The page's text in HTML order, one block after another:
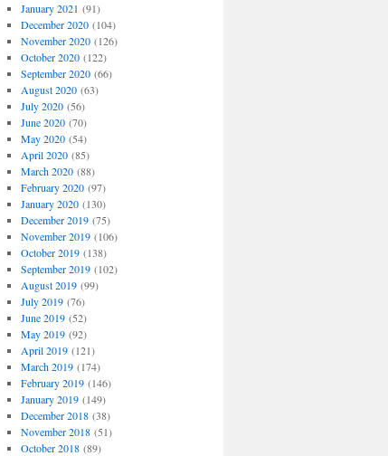
January 2021 (91)
December 2020(104)
November 2020(126)
October 2020(122)
September 2020(66)
August 2020(63)
July 2020(56)
June 2020(70)
May 2020(54)
April 2020(85)
March 2020(88)
February 2020(97)
January 2020(130)
December 2019(75)
November 2019(106)
October 2019(138)
September 2019(102)
August 2019(99)
July 2019(76)
June 2019(52)
May 2019(92)
April 2019(121)
March 2019(174)
February 2019(146)
January 2019(149)
December 2018(38)
November 2018(51)
October 2018(89)